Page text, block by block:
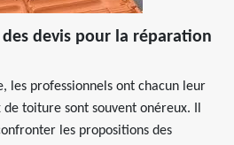
devis pour la réparation
les professionnels ont chacun leur
toiture sont souvent onéreux. Il
les propositions des